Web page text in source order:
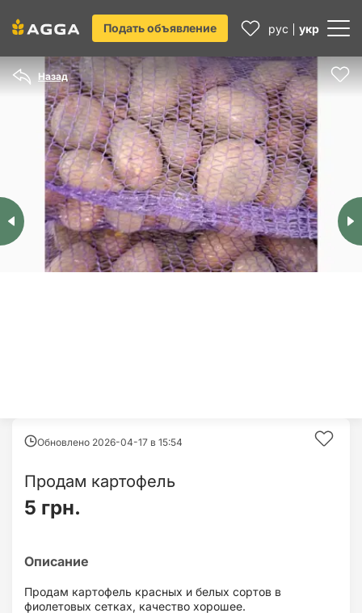
Подать объявление рус укр
Назад
Обновлено 2026-04-17 в 15:54
Продам картофель
5 грн.
Продам картофель красных и белых сортов в
фиолетовых сетках, качество хорошее.